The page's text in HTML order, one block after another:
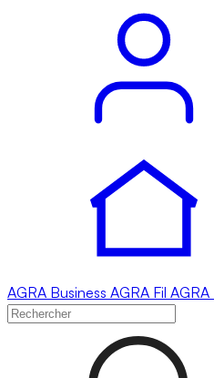
AGRA Business AGRA Fil AGRA